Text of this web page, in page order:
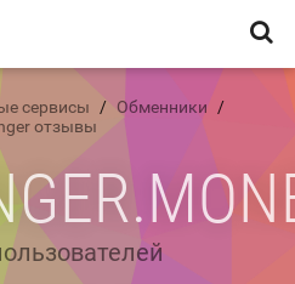
сервисы
Обменники
отзывы